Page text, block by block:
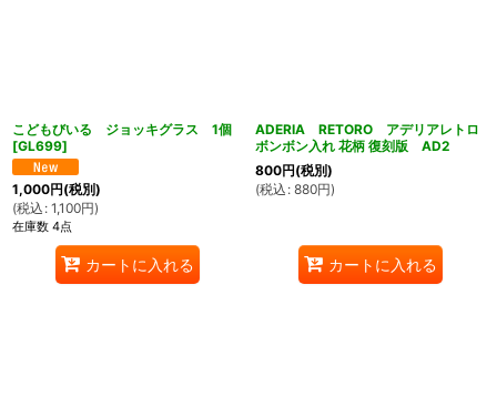
こどもびいる ジョッキグラス 1個
[GL699]
1,000円(税別)
(税込 : 1,100円)
在庫数 4点
カートに入れる
ADERIA RETORO アデリアレトロ
ボンボン入れ 花柄 復刻版 AD2
800円(税別)
(税込 : 880円)
カートに入れる